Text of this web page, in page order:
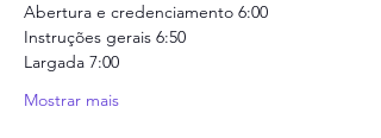
Abertura e credenciamento 6:00
Instruções gerais 6:50
Largada 7:00
Mostrar mais